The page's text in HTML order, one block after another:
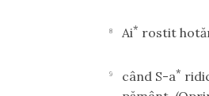
8 Ai* rostit
9 când S-a*